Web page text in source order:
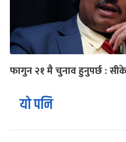
फागुन २१ मै चुनाव हुनुपर्छ :
यो पनि